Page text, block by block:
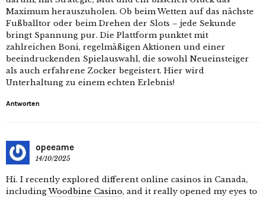
Maximum herauszuholen. Ob beim Wetten auf das nächste
Fußballtor oder beim Drehen der Slots – jede Sekunde
bringt Spannung pur. Die Plattform punktet mit
zahlreichen Boni, regelmäßigen Aktionen und einer
beeindruckenden Spielauswahl, die sowohl Neueinsteiger
als auch erfahrene Zocker begeistert. Hier wird
Unterhaltung zu einem echten Erlebnis!
Antworten
opeeame
14/10/2025
Hi. I recently explored different online casinos in Canada,
includingWoodbine Casino, and it really opened my eyes to